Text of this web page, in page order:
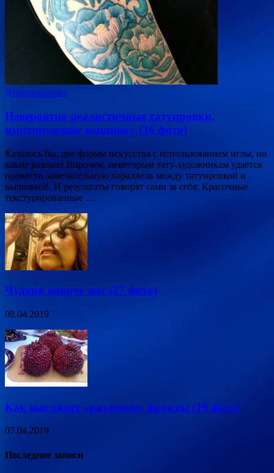
Демотиваторы
Невероятно реалистичные татуировки,
имитирующие вышивку (36 фото)
Казалось бы, две формы искусства с использованием иглы, но
какие разные! Впрочем, некоторым тату-художникам удаётся
провести замечательную параллель между татуировкой и
вышивкой. И результаты говорят сами за себя. Красочные
текстурированные …
Чудаки вокруг нас (27 фото)
08.04.2019
Как выглядят «раздетые» фрукты (19 фото)
07.04.2019
Последние записи